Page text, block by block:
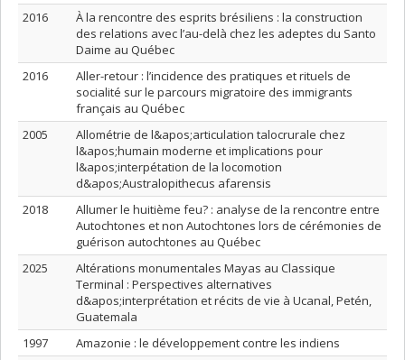
2016
À la rencontre des esprits brésiliens : la construction
des relations avec l’au-delà chez les adeptes du Santo
Daime au Québec
2016
Aller-retour : l’incidence des pratiques et rituels de
socialité sur le parcours migratoire des immigrants
français au Québec
2005
Allométrie de l&apos;articulation talocrurale chez
l&apos;humain moderne et implications pour
l&apos;interpétation de la locomotion
d&apos;Australopithecus afarensis
2018
Allumer le huitième feu? : analyse de la rencontre entre
Autochtones et non Autochtones lors de cérémonies de
guérison autochtones au Québec
2025
Altérations monumentales Mayas au Classique
Terminal : Perspectives alternatives
d&apos;interprétation et récits de vie à Ucanal, Petén,
Guatemala
1997
Amazonie : le développement contre les indiens